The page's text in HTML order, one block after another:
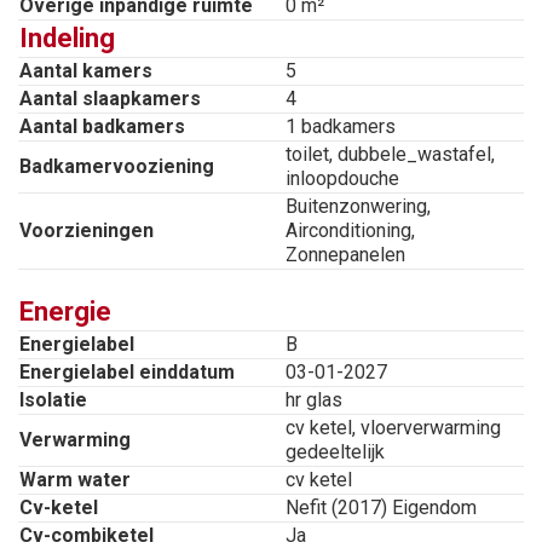
uitstraling. Aan de achterzijde bieden openslaande
deuren – voorzien van horren – toegang tot de tuin.
Hier geniet je onder de luifel met verlichting van
lange mooie avonden buiten. De woonkeuken is een
fijne plek om samen te koken en te leven. Deze
moderne keuken is compleet uitgerust met alle
gewenste inbouwapparatuur, waaronder een 5-pits
gaskookplaat met wok brander, afzuigkap,
vaatwasser, oven, magnetron, koelkast en een heet
water kraan. Het zwarte composiet werkblad en de
inbouwspots maken het plaatje compleet. Via de
keuken heb je toegang tot de bijkeuken met
uitstortgootsteen en aansluitingen voor bijvoorbeeld
een koel-/vriescombinatie.
Overige inpandige ruimte
0 m²
Indeling
Aantal kamers
5
Aantal slaapkamers
4
Aantal badkamers
1 badkamers
Badkamervooziening
toilet, dubbele_wastafel,
inloopdouche
Voorzieningen
Buitenzonwering,
Airconditioning,
Zonnepanelen
Energie
Energielabel
B
Energielabel einddatum
03-01-2027
Isolatie
hr glas
Verwarming
cv ketel, vloerverwarming
gedeeltelijk
Warm water
cv ketel
Cv-ketel
Nefit (2017) Eigendom
Cv-combiketel
Ja